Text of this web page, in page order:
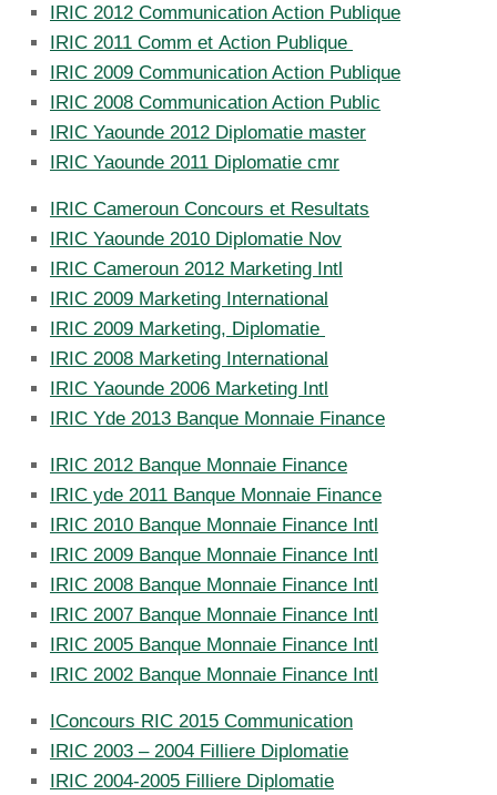
IRIC 2012 Communication Action Publique
IRIC 2011 Comm et Action Publique
IRIC 2009 Communication Action Publique
IRIC 2008 Communication Action Public
IRIC Yaounde 2012 Diplomatie master
IRIC Yaounde 2011 Diplomatie cmr
IRIC Cameroun Concours et Resultats
IRIC Yaounde 2010 Diplomatie Nov
IRIC Cameroun 2012 Marketing Intl
IRIC 2009 Marketing International
IRIC 2009 Marketing, Diplomatie
IRIC 2008 Marketing International
IRIC Yaounde 2006 Marketing Intl
IRIC Yde 2013 Banque Monnaie Finance
IRIC 2012 Banque Monnaie Finance
IRIC yde 2011 Banque Monnaie Finance
IRIC 2010 Banque Monnaie Finance Intl
IRIC 2009 Banque Monnaie Finance Intl
IRIC 2008 Banque Monnaie Finance Intl
IRIC 2007 Banque Monnaie Finance Intl
IRIC 2005 Banque Monnaie Finance Intl
IRIC 2002 Banque Monnaie Finance Intl
IConcours RIC 2015 Communication
IRIC 2003 – 2004 Filliere Diplomatie
IRIC 2004-2005 Filliere Diplomatie